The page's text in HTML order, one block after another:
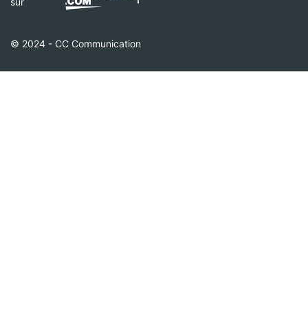
© 2024 - CC Communication